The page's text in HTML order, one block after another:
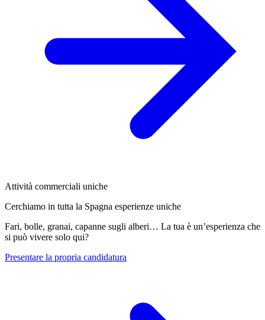
Attività commerciali uniche
Cerchiamo in tutta la Spagna esperienze uniche
Fari, bolle, granai, capanne sugli alberi… La tua è un’esperienza che
si può vivere solo qui?
Presentare la propria candidatura